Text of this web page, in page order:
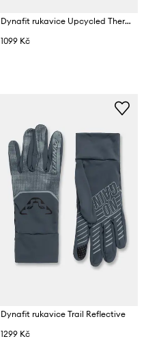
Dynafit rukavice Upcycled Thermal
1099 Kč
Dynafit rukavice Trail Reflective
1299 Kč